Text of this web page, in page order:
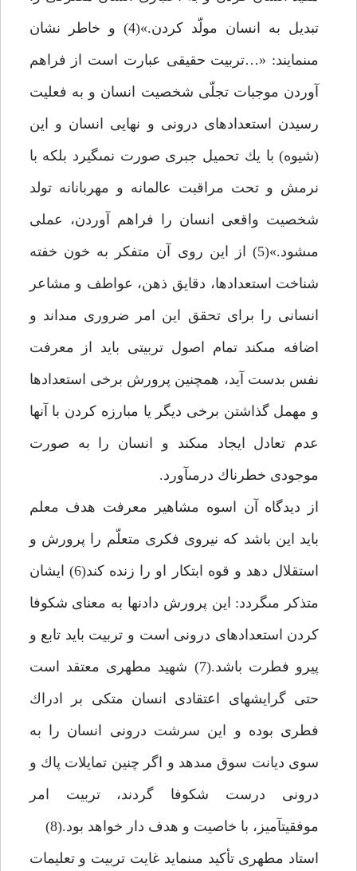
تبديل به انسان مولّد كردن.»(4) و خاطر نشان
مى‏نمايند: «…تربيت حقيقى عبارت است از فراهم
آوردن موجبات تجلّى شخصيت انسان و به فعليت
رسيدن استعدادهاى درونى و نهايى انسان و اين
(شيوه) با يك تحميل جبرى صورت نمى‏گيرد بلكه با
نرمش و تحت مراقبت عالمانه و مهربانانه تولد
شخصيت واقعى انسان را فراهم آوردن، عملى
مى‏شود.»(5) از اين روى آن متفكر به خون خفته
شناخت استعدادها، دقايق ذهن، عواطف و مشاعر
انسانى را براى تحقق اين امر ضرورى مى‏داند و
اضافه مى‏كند تمام اصول تربيتى بايد از معرفت
نفس بدست آيد، همچنين پرورش برخى استعدادها
و مهمل گذاشتن برخى ديگر يا مبارزه كردن با آن‏ها
عدم تعادل ايجاد مى‏كند و انسان را به صورت
موجودى خطرناك درمى‏آورد.
از ديدگاه آن اسوه مشاهير معرفت هدف معلم
بايد اين باشد كه نيروى فكرى متعلّم را پرورش و
استقلال دهد و قوه ابتكار او را زنده كند(6) ايشان
متذكر مى‏گردد: اين پرورش دادن‏ها به معناى شكوفا
كردن استعدادهاى درونى است و تربيت بايد تابع و
پيرو فطرت باشد.(7) شهيد مطهرى معتقد است
حتى گرايش‏هاى اعتقادى انسان متكى بر ادراك
فطرى بوده و اين سرشت درونى انسان را به
سوى ديانت سوق مى‏دهد و اگر چنين تمايلات پاك و
درونى درست شكوفا گردند، تربيت امر
موفقيت‏آميز، با خاصيت و هدف دار خواهد بود.(8)
استاد مطهرى تأكيد مى‏نمايد غايت تربيت و تعليمات